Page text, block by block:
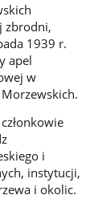
zbrodni,
1939 r.
apel
w
i
instytucji,
i okolic.